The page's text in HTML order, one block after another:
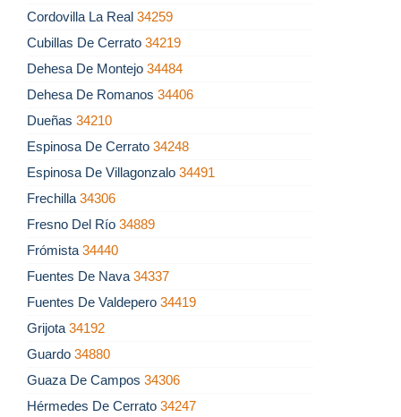
Cordovilla La Real 34259
Cubillas De Cerrato 34219
Dehesa De Montejo 34484
Dehesa De Romanos 34406
Dueñas 34210
Espinosa De Cerrato 34248
Espinosa De Villagonzalo 34491
Frechilla 34306
Fresno Del Río 34889
Frómista 34440
Fuentes De Nava 34337
Fuentes De Valdepero 34419
Grijota 34192
Guardo 34880
Guaza De Campos 34306
Hérmedes De Cerrato 34247